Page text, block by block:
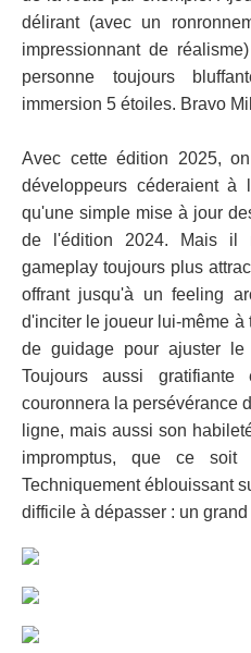
délirant (avec un
impressionnant de
personne toujours
immersion 5 étoiles. Bravo
Avec cette édition 2025,
développeurs céderaient
qu'une simple mise à jour
de l'édition 2024. Mais il
gameplay toujours plus
offrant jusqu'à un feeling
d'inciter le joueur lui-même
de guidage pour ajuster le
Toujours aussi
couronnera la persévérance
ligne, mais aussi son
impromptus, que ce
Techniquement éblouissant
difficile à dépasser : un